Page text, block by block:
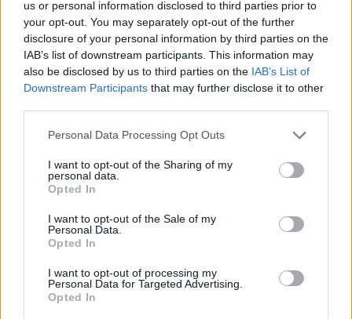
us or personal information disclosed to third parties prior to
your opt-out. You may separately opt-out of the further
disclosure of your personal information by third parties on the
IAB’s list of downstream participants. This information may
also be disclosed by us to third parties on the IAB’s List of
Downstream Participants that may further disclose it to other
Please note that this website/app uses one or more Google
not limited to your visit or usage behaviour. You may click to
grant or deny consent to Google and its third-party tags to
use your data for below specified purposes in below Google
consent section.
Personal Data Processing Opt Outs
I want to opt-out of the Sharing of my
personal data.
Opted In
I want to opt-out of the Sale of my
Personal Data.
Opted In
I want to opt-out of processing my
Personal Data for Targeted Advertising.
Opted In